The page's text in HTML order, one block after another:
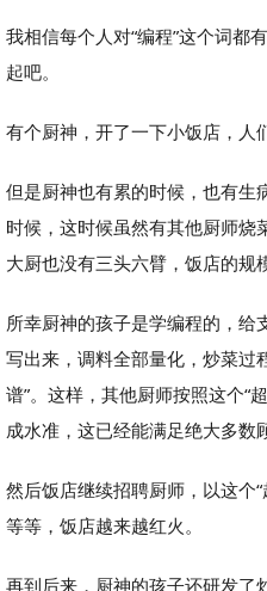
我相信每个人对“编程”这个词都
起吧。
有个厨神，开了一下小饭店，人
但是厨神也有累的时候，也有生
时候，这时候虽然有其他厨师烧
大厨也没有三头六臂，饭店的规
所幸厨神的孩子是学编程的，给
写出来，调料全部量化，炒菜过
谱”。这样，其他厨师按照这个“
成水准，这已经能满足绝大多数
然后饭店继续招聘厨师，以这个
等等，饭店越来越红火。
再到后来，厨神的孩子还研发